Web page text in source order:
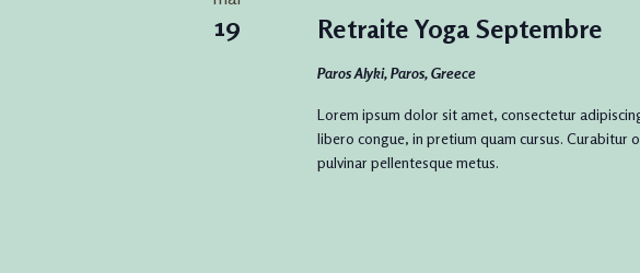
Évènements
19 Retraite Yoga Septembre
ParosAlyki, Paros, Greece
Lorem ipsum dolor sit amet, consectetur
libero congue, in pretium quam cursus. Curabitur
pulvinar pellentesque metus.